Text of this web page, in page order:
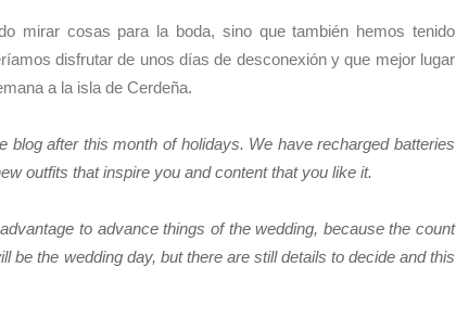
mirar cosas para la boda, sino que también hemos tenido
disfrutar de unos días de desconexión y que mejor lugar
a la isla de Cerdeña.
blog after this month of holidays. We have recharged batteries
outfits that inspire you and content that you like it.
to advance things of the wedding, because the count
be the wedding day, but there are still details to decide and this